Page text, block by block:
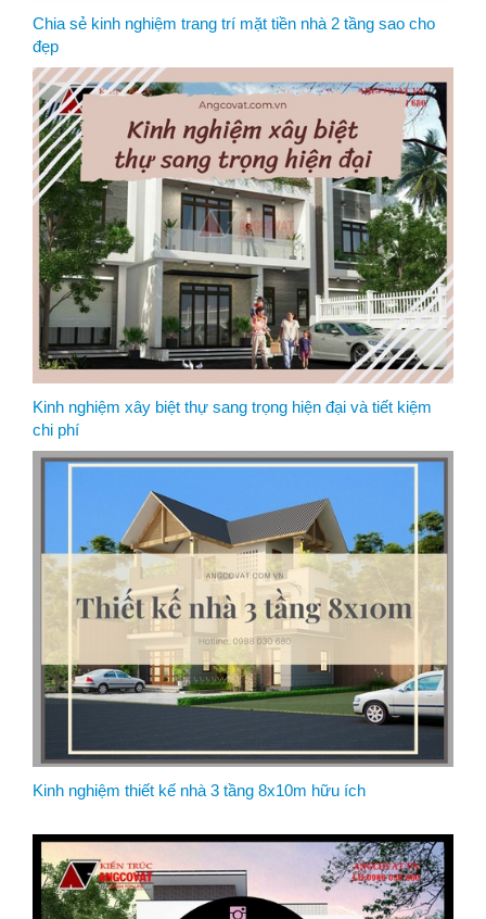
Chia sẻ kinh nghiệm trang trí mặt tiền nhà 2 tầng sao cho
đẹp
Kinh nghiệm xây biệt thự sang trọng hiện đại và tiết kiệm
chi phí
Kinh nghiệm thiết kế nhà 3 tầng 8x10m hữu ích